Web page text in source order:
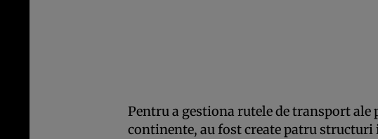
Pentru a gestiona rutele de transport
continente, au fost create patru